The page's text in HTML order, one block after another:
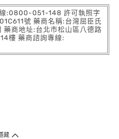
:0800-051-148 許可執照字
號 藥商名稱:台灣屈臣氏
藥商地址:台北市松山區八德路
樓 藥商諮詢專線:
藏